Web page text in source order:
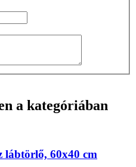
a kategóriában
lábtörlő, 60x40 cm